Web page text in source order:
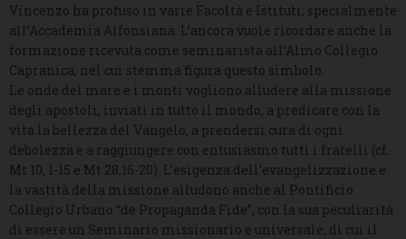
Vincenzo ha profuso in varie Facoltà e Istituti, specialmente
all’Accademia Alfonsiana. L’ancora vuole ricordare anche la
formazione ricevuta come seminarista all’Almo Collegio
Capranica, nel cui stemma figura questo simbolo.
Le onde del mare e i monti vogliono alludere alla missione
degli apostoli, inviati in tutto il mondo, a predicare con la
vita la bellezza del Vangelo, a prendersi cura di ogni
debolezza e a raggiungere con entusiasmo tutti i fratelli (cf.
Mt 10, 1-15 e Mt 28,16-20). L’esigenza dell’evangelizzazione e
la vastità della missione alludono anche al Pontificio
Collegio Urbano “de Propaganda Fide”, con la sua peculiarità
di essere un Seminario missionario e universale, di cui il